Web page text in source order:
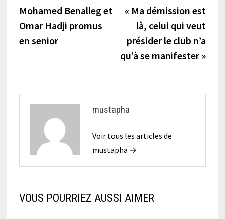
de
l’article
précédente :
Mohamed Benalleg et
Omar Hadji promus
en senior
« Ma démission est
là, celui qui veut
présider le club n’a
qu’à se manifester »
mustapha
Voir tous les articles de
mustapha →
VOUS POURRIEZ AUSSI AIMER